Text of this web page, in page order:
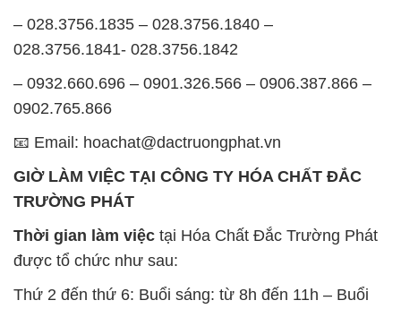
– 028.3756.1835 – 028.3756.1840 –
028.3756.1841- 028.3756.1842
– 0932.660.696 – 0901.326.566 – 0906.387.866 –
0902.765.866
📧 Email: hoachat@dactruongphat.vn
GIỜ LÀM VIỆC TẠI CÔNG TY HÓA CHẤT ĐẮC
TRƯỜNG PHÁT
Thời gian làm việc tại Hóa Chất Đắc Trường Phát
được tổ chức như sau:
Thứ 2 đến thứ 6: Buổi sáng: từ 8h đến 11h – Buổi